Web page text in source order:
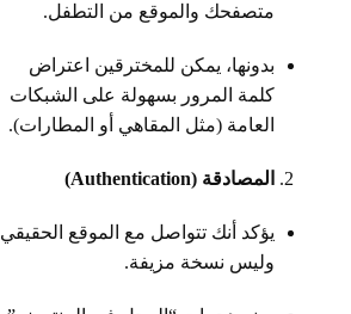
متصفحك والموقع من التطفل.
بدونها، يمكن للمخترقين اعتراض
كلمة المرور بسهولة على الشبكات
العامة (مثل المقاهي أو المطارات).
المصادقة (Authentication)
يؤكد أنك تتواصل مع الموقع الحقيقي
وليس نسخة مزيفة.